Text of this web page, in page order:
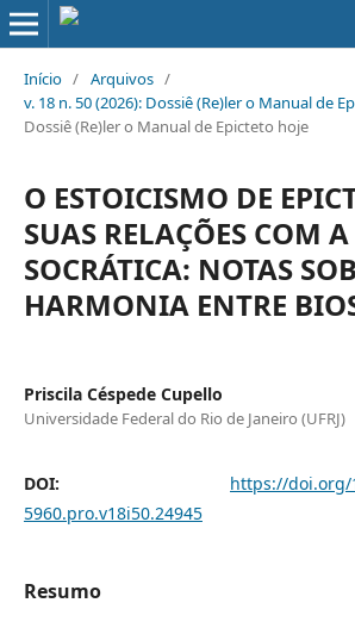
Início / Arquivos /
v. 18 n. 50 (2026): Dossiê (Re)ler o Manual de
Dossiê (Re)ler o Manual de Epicteto hoje
O ESTOICISMO DE
SUAS RELAÇÕES COM
SOCRÁTICA: NOTAS
HARMONIA ENTRE
Priscila Céspede Cupello
Universidade Federal do Rio de Janeiro (UFRJ)
DOI: https://doi.org/
5960.pro.v18i50.24945
Resumo